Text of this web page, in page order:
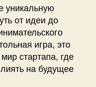
уникальную
от идеи до
игра, это
стартапа, где
на будущее